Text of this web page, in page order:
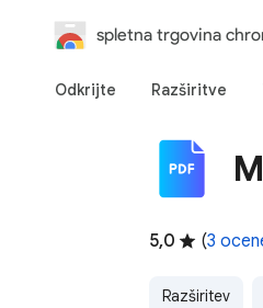
spletna trgovina
Odkrijte Razširitve
5,0 (3
Razširitev